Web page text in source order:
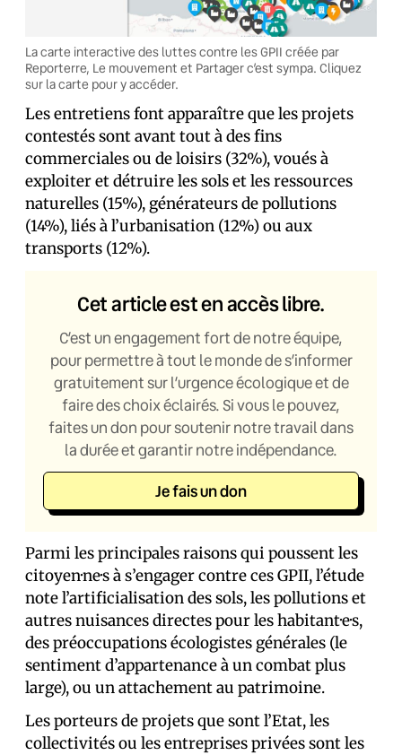
La carte interactive des luttes contre les GPII créée par
Reporterre, Le mouvement et Partager c’est sympa. Cliquez
sur la carte pour y accéder.
Les entretiens font apparaître que les projets
contestés sont avant tout à des fins
commerciales ou de loisirs (32%), voués à
exploiter et détruire les sols et les ressources
naturelles (15%), générateurs de pollutions
(14%), liés à l’urbanisation (12%) ou aux
transports (12%).
Cet article est en accès libre.
C’est un engagement fort de notre équipe,
pour permettre à tout le monde de s’informer
gratuitement sur l’urgence écologique et de
faire des choix éclairés. Si vous le pouvez,
faites un don pour soutenir notre travail dans
la durée et garantir notre indépendance.
Je fais un don
Parmi les principales raisons qui poussent les
citoyen·ne·s à s’engager contre ces GPII, l’étude
note l’artificialisation des sols, les pollutions et
autres nuisances directes pour les habitant·e·s,
des préoccupations écologistes générales (le
sentiment d’appartenance à un combat plus
large), ou un attachement au patrimoine.
Les porteurs de projets que sont l’Etat, les
collectivités ou les entreprises privées sont les